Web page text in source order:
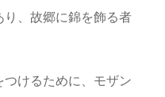
、故郷に錦を飾る者
けるために、モザン